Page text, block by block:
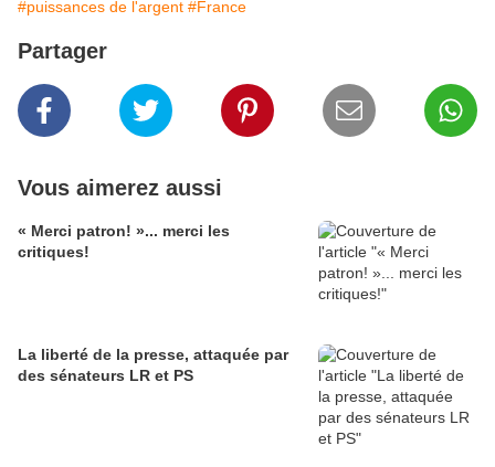
#puissances de l'argent #France
Partager
Vous aimerez aussi
« Merci patron! »... merci les
critiques!
La liberté de la presse, attaquée par
des sénateurs LR et PS